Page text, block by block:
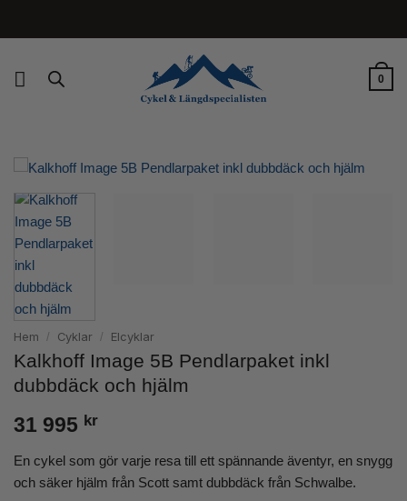
0
Hem / Cyklar / Elcyklar
Kalkhoff Image 5B Pendlarpaket inkl
dubbdäck och hjälm
31 995 kr
En cykel som gör varje resa till ett spännande äventyr, en snygg
och säker hjälm från Scott samt dubbdäck från Schwalbe.